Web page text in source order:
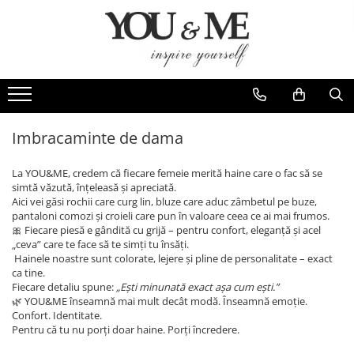
Bluze si camasi
Pantaloni
Geci si jachete
Rochii de eveniment
Compleuri si costume
Salopete
Tricouri si topuri
Fuste
Sacouri
Vesta
Genti
Esarfe
Coliere si brose
Imbracaminte de dama
La YOU&ME, credem că fiecare femeie merită haine care o fac să se
simtă văzută, înțeleasă și apreciată.
Aici vei găsi rochii care curg lin, bluze care aduc zâmbetul pe buze,
pantaloni comozi și croieli care pun în valoare ceea ce ai mai frumos.
🎀 Fiecare piesă e gândită cu grijă – pentru confort, eleganță și acel
„ceva” care te face să te simți tu însăți.
Hainele noastre sunt colorate, lejere și pline de personalitate – exact
ca tine.
Fiecare detaliu spune: „Ești minunată exact așa cum ești.”
🌿 YOU&ME înseamnă mai mult decât modă. Înseamnă emoție.
Confort. Identitate.
Pentru că tu nu porți doar haine. Porți încredere.